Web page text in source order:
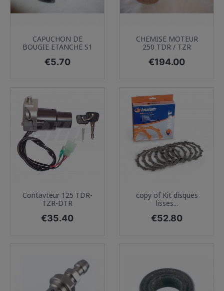
CAPUCHON DE
BOUGIE ETANCHE S1
Price
€5.70
CHEMISE MOTEUR
250 TDR / TZR
Price
€194.00
Contavteur 125 TDR-
TZR-DTR
Price
€35.40
copy of Kit disques
lisses...
Price
€52.80